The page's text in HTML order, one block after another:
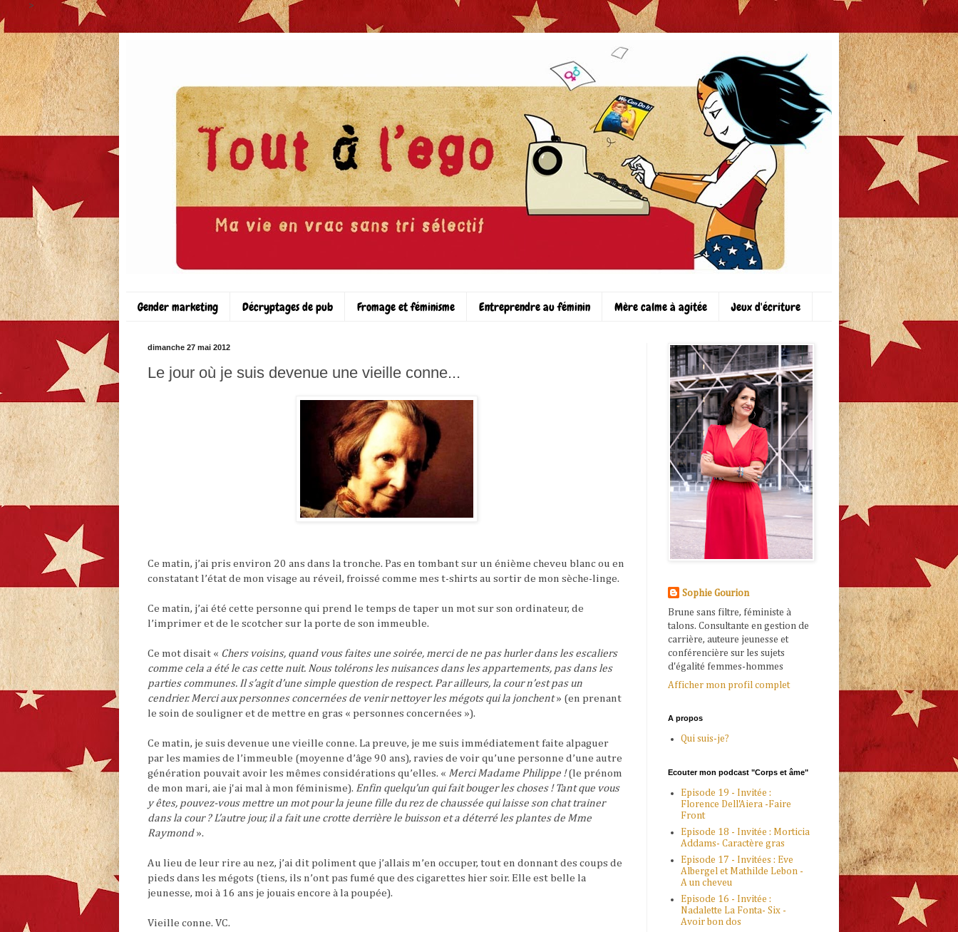
>
Gender marketing Décryptages de pub Fromage et féminisme Entreprendre au féminin Mère calme à agitée Jeux d'écriture
dimanche 27 mai 2012
Le jour où je suis devenue une vieille conne...
Ce matin, j’ai pris environ 20 ans dans la tronche. Pas en tombant sur un énième cheveu blanc ou en
constatant l’état de mon visage au réveil, froissé comme mes t-shirts au sortir de mon sèche-linge.
Ce matin, j’ai été cette personne qui prend le temps de taper un mot sur son ordinateur, de
l’imprimer et de le scotcher sur la porte de son immeuble.
Ce mot disait « Chers voisins, quand vous faites une soirée, merci de ne pas hurler dans les escaliers
comme cela a été le cas cette nuit. Nous tolérons les nuisances dans les appartements, pas dans les
parties communes. Il s’agit d’une simple question de respect. Par ailleurs, la cour n’est pas un
cendrier. Merci aux personnes concernées de venir nettoyer les mégots qui la jonchent» (en prenant
le soin de souligner et de mettre en gras « personnes concernées »).
Ce matin, je suis devenue une vieille conne. La preuve, je me suis immédiatement faite alpaguer
par les mamies de l’immeuble (moyenne d’âge 90 ans), ravies de voir qu’une personne d’une autre
génération pouvait avoir les mêmes considérations qu’elles. « Merci Madame Philippe !(le prénom
de mon mari, aie j'ai mal à mon féminisme). Enfin quelqu’un qui fait bouger les choses ! Tant que vous
y êtes, pouvez-vous mettre un mot pour la jeune fille du rez de chaussée qui laisse son chat trainer
dans la cour ? L’autre jour, il a fait une crotte derrière le buisson et a déterré les plantes de Mme
Raymond ».
Au lieu de leur rire au nez, j’ai dit poliment que j’allais m’en occuper, tout en donnant des coups de
pieds dans les mégots (tiens, ils n’ont pas fumé que des cigarettes hier soir. Elle est belle la
jeunesse, moi à 16 ans je jouais encore à la poupée).
Vieille conne. VC.
Sophie Gourion
Brune sans filtre, féministe à
talons. Consultante en gestion de
carrière, auteure jeunesse et
conférencière sur les sujets
d'égalité femmes-hommes
Afficher mon profil complet
A propos
Qui suis-je?
Ecouter mon podcast "Corps et âme"
Episode 19 - Invitée :
Florence Dell'Aiera -Faire
Front
Episode 18 - Invitée : Morticia
Addams- Caractère gras
Episode 17 - Invitées : Eve
Albergel et Mathilde Lebon -
A un cheveu
Episode 16 - Invitée :
Nadalette La Fonta- Six -
Avoir bon dos